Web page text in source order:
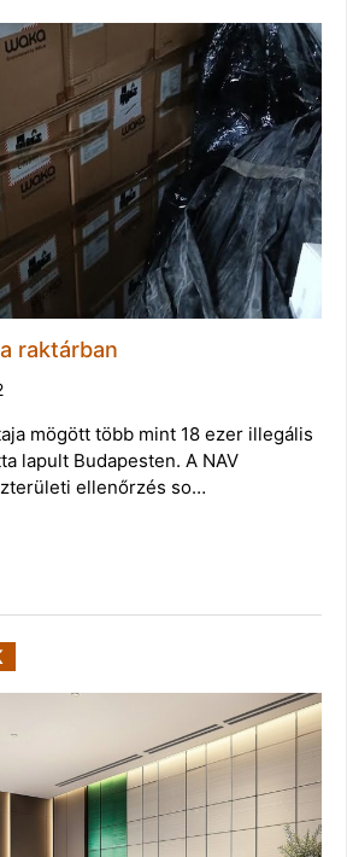
raktárban
mögött több mint 18 ezer illegális
lapult Budapesten. A NAV
ellenőrzés so…